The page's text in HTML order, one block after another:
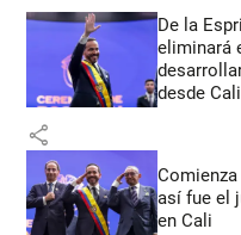
De la
eliminará
desde Cali
share
así fue el
en Cali